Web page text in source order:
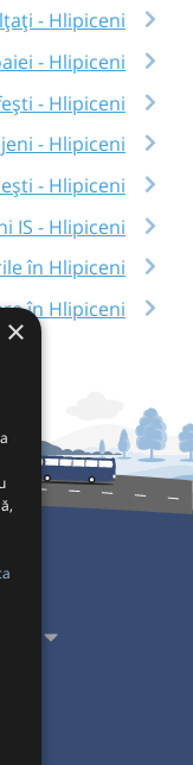
- Hlipiceni
- Hlipiceni
- Hlipiceni
- Hlipiceni
- Hlipiceni
IS - Hlipiceni
în Hlipiceni
în Hlipiceni
×